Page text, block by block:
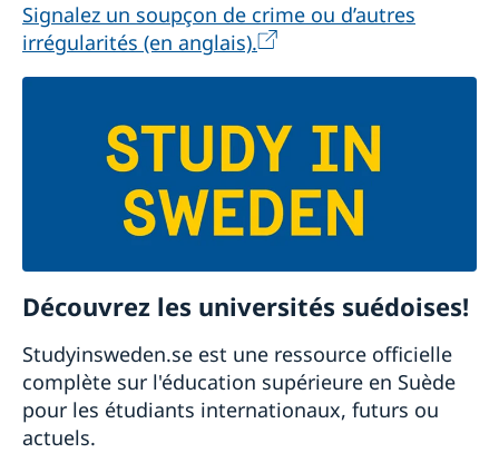
Signalez un soupçon de crime ou d’autres
irrégularités (en anglais).
Découvrez les universités suédoises!
Studyinsweden.se est une ressource officielle
complète sur l'éducation supérieure en Suède
pour les étudiants internationaux, futurs ou
actuels.